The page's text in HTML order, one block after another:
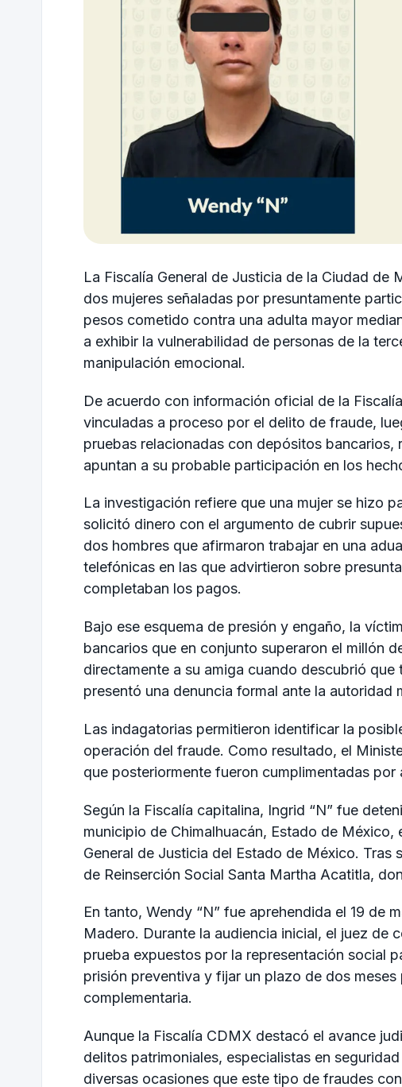
La Fiscalía General de Justicia de la Ciudad de
dos mujeres señaladas por presuntamente
pesos cometido contra una adulta mayor
a exhibir la vulnerabilidad de personas de la
manipulación emocional.
De acuerdo con información oficial de la
vinculadas a proceso por el delito de fraude,
pruebas relacionadas con depósitos
apuntan a su probable participación en los
La investigación refiere que una mujer se hizo
solicitó dinero con el argumento de cubrir
dos hombres que afirmaron trabajar en una
telefónicas en las que advirtieron sobre
completaban los pagos.
Bajo ese esquema de presión y engaño, la
bancarios que en conjunto superaron el millón
directamente a su amiga cuando descubrió
presentó una denuncia formal ante la autoridad
Las indagatorias permitieron identificar la
operación del fraude. Como resultado, el
que posteriormente fueron cumplimentadas
Según la Fiscalía capitalina, Ingrid “N” fue
municipio de Chimalhuacán, Estado de
General de Justicia del Estado de México. Tras
de Reinserción Social Santa Martha Acatitla,
En tanto, Wendy “N” fue aprehendida el 19 de
Madero. Durante la audiencia inicial, el juez de
prueba expuestos por la representación social
prisión preventiva y fijar un plazo de dos
complementaria.
Aunque la Fiscalía CDMX destacó el avance
delitos patrimoniales, especialistas en
diversas ocasiones que este tipo de fraudes